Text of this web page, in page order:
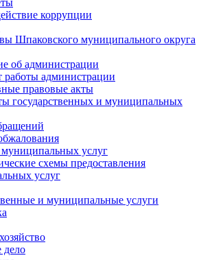
коррупции
Шпаковского муниципального округа
об администрации
работы администрации
правовые акты
государственных и муниципальных
услуг
схемы предоставления
услуг
и муниципальные услуги
дело